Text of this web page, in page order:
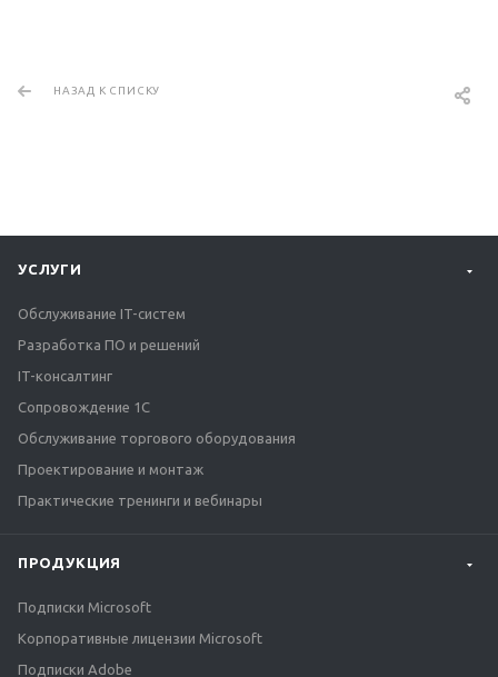
НАЗАД К СПИСКУ
УСЛУГИ
Обслуживание IT-систем
Разработка ПО и решений
IT-консалтинг
Сопровождение 1С
Обслуживание торгового оборудования
Проектирование и монтаж
Практические тренинги и вебинары
ПРОДУКЦИЯ
Подписки Microsoft
Корпоративные лицензии Microsoft
Подписки Adobe